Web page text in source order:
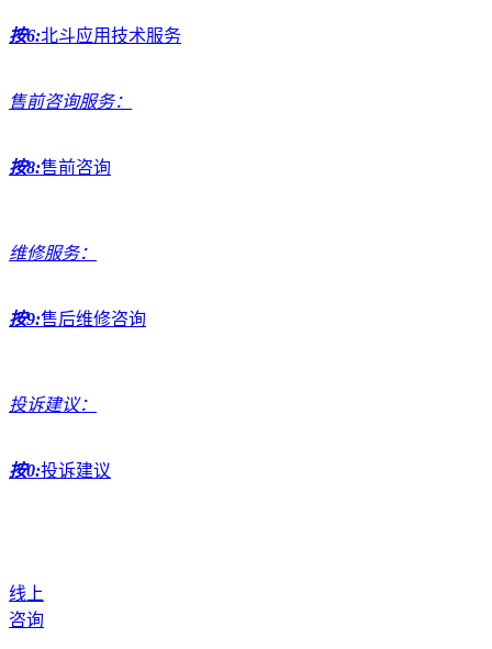
按6:北斗应用技术服务
售前咨询服务：
按8:售前咨询
维修服务：
按9:售后维修咨询
投诉建议：
按0:投诉建议
线上
咨询